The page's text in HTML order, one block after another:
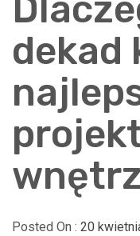
dekad
Posted On : 20